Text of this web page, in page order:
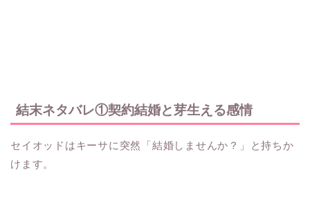
結末ネタバレ①契約結婚と芽生える感情
セイオッドはキーサに突然「結婚しませんか？」と持ちか
けます。